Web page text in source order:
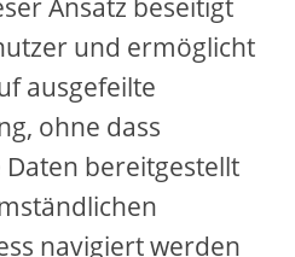
und ermöglicht
ausgefeilte
ohne dass
bereitgestellt
navigiert werden